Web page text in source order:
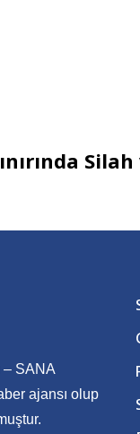
– SANA
ajansı olup